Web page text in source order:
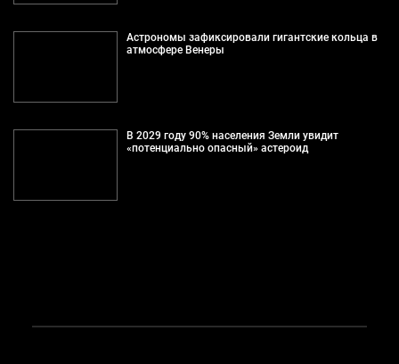
Астрономы зафиксировали гигантские кольца в
атмосфере Венеры
В 2029 году 90% населения Земли увидит
«потенциально опасный» астероид